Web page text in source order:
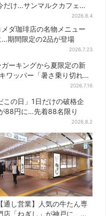
だけ…サンマルクカフェ初
の「夏福袋」、実質無料でレ
グッズが手に入る
2026.8.4
メダ珈琲店の名物メニュー
期間限定の2品が登場
2026.7.23
ガーキングから夏限定の新
ワッパー「暑さ乗り切れそ
2026.7.16
この日」1日だけの破格企
88円に…先着88名限り
2026.8.2
【通し営業】人気の牛たん専
店「ねぎし」が神戸に、